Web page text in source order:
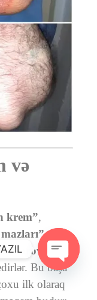
və
krem”,
,
üçün
Bu başa
ilk olaraq
Open